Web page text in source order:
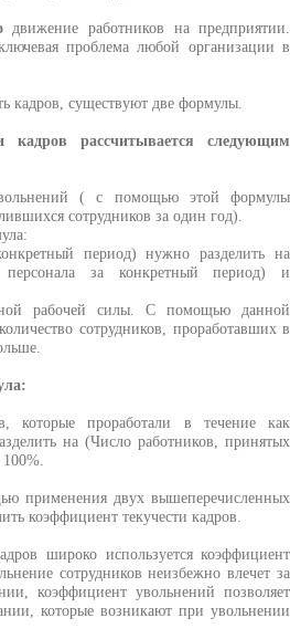
движение работников на предприятии.
проблема любой организации в
кадров, существуют две формулы.
кадров рассчитывается следующим
( с помощью этой формулы
сотрудников за один год).
период) нужно разделить на
персонала за конкретный период) и
рабочей силы. С помощью данной
сотрудников, проработавших в
которые проработали в течение как
на (Число работников, принятых
применения двух вышеперечисленных
коэффициент текучести кадров.
широко используется коэффициент
сотрудников неизбежно влечет за
коэффициент увольнений позволяет
которые возникают при увольнении